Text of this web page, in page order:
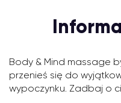
Body & Mind massage
przenieś się do
wypoczynku. Zadbaj o